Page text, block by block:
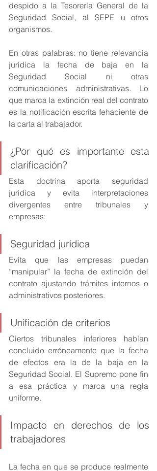
despido a la Tesorería General de la
Seguridad Social, al SEPE u otros
organismos.
En otras palabras: no tiene relevancia
jurídica la fecha de baja en la
Seguridad Social ni otras
comunicaciones administrativas. Lo
que marca la extinción real del contrato
es la notificación escrita fehaciente de
la carta al trabajador.
¿Por qué es importante esta
clarificación?
Esta doctrina aporta seguridad
jurídica y evita interpretaciones
divergentes entre tribunales y
empresas:
Seguridad jurídica
Evita que las empresas puedan
“manipular” la fecha de extinción del
contrato ajustando trámites internos o
administrativos posteriores.
Unificación de criterios
Ciertos tribunales inferiores habían
concluido erróneamente que la fecha
de efectos era la de la baja en la
Seguridad Social. El Supremo pone fin
a esa práctica y marca una regla
uniforme.
Impacto en derechos de los
trabajadores
La fecha en que se produce realmente